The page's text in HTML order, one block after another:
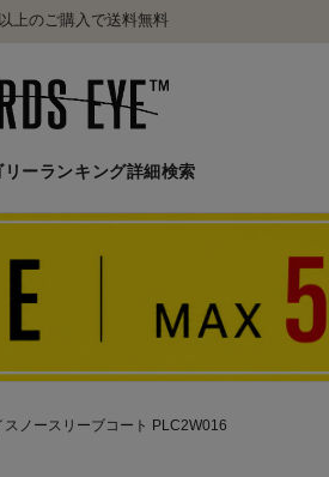
上のご購入で送料無料
リーランキング詳細検索
ノースリーブコート PLC2W016